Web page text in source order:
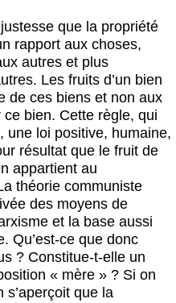
que la propriété
rapport aux choses,
autres et plus
Les fruits d’un bien
de ces biens et non aux
bien. Cette règle, qui
une loi positive, humaine,
résultat que le fruit de
appartient au
théorie communiste
des moyens de
et la base aussi
Qu’est-ce que donc
? Constitue-t-elle un
« mère » ? Si on
s’aperçoit que la